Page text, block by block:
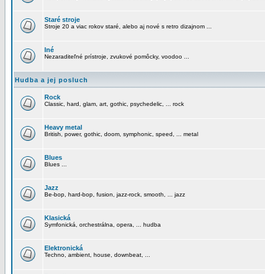
Staré stroje
Stroje 20 a viac rokov staré, alebo aj nové s retro dizajnom ...
Iné
Nezaraditeľné prístroje, zvukové pomôcky, voodoo ...
Hudba a jej posluch
Rock
Classic, hard, glam, art, gothic, psychedelic, ... rock
Heavy metal
British, power, gothic, doom, symphonic, speed, ... metal
Blues
Blues ...
Jazz
Be-bop, hard-bop, fusion, jazz-rock, smooth, ... jazz
Klasická
Symfonická, orchestrálna, opera, ... hudba
Elektronická
Techno, ambient, house, downbeat, ...